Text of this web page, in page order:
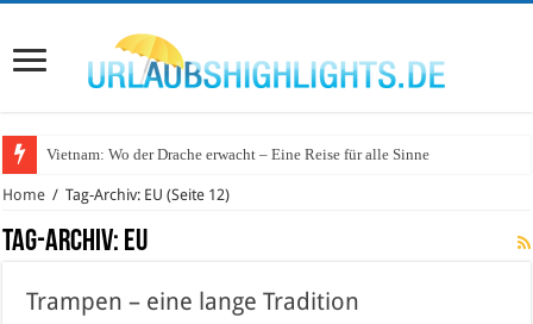
Wo lohnt sich Urlaub auf dem Wasser in Deutschland?
Home / Tag-Archiv: EU (Seite 12)
Tag-Archiv: EU
Trampen – eine lange Tradition